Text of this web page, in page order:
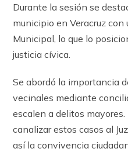
Durante la sesión se
municipio en Veracruz con
Municipal, lo que lo
justicia cívica.
Se abordó la importancia
vecinales mediante
escalen a delitos
canalizar estos casos al
así la convivencia